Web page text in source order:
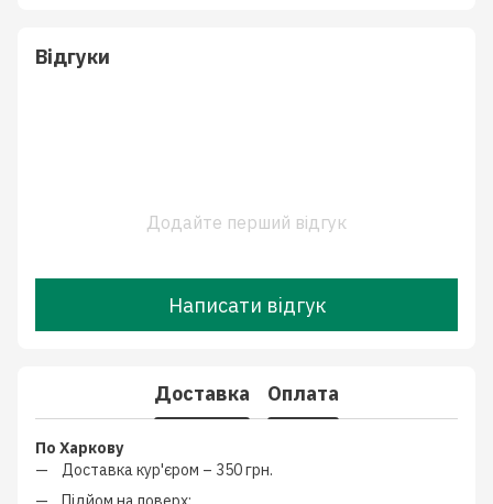
Відгуки
Додайте перший відгук
Написати відгук
Доставка Оплата
По Харкову
Доставка кур'єром – 350 грн.